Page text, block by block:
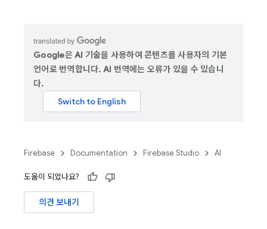
Google은 AI 기술을 사용하여 콘텐츠를 사용자의 기본
언어로 번역합니다. AI 번역에는 오류가 있을 수 있습니
다.
Firebase Documentation Firebase Studio AI
도움이 되었나요?
의견 보내기